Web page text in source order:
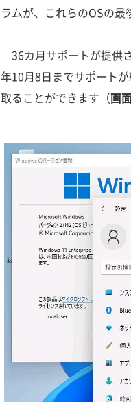
ラムが、これらのOSの
36カ月サポートが提供
年10月8日までサポート
取ることができます（画